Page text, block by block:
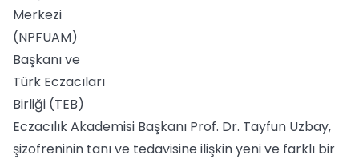
Merkezi
(NPFUAM)
Başkanı ve
Türk Eczacıları
Birliği (TEB)
Eczacılık Akademisi Başkanı Prof. Dr. Tayfun Uzbay,
şizofreninin tanı ve tedavisine ilişkin yeni ve farklı bir